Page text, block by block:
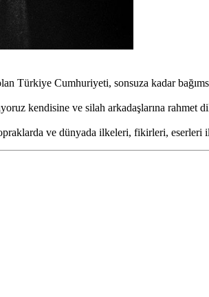
Türkiye Cumhuriyeti, sonsuza kadar
kendisine ve silah arkadaşlarına rahmet
ve dünyada ilkeleri, fikirleri,